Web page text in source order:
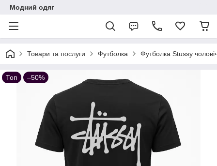
Модний одяг
Товари та послуги Футболка Футболка Stussy
Топ –50%